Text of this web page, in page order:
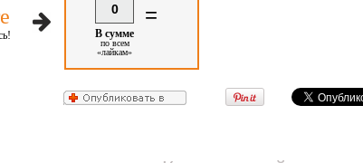
0
В сумме
по всем
«лайкам»
=